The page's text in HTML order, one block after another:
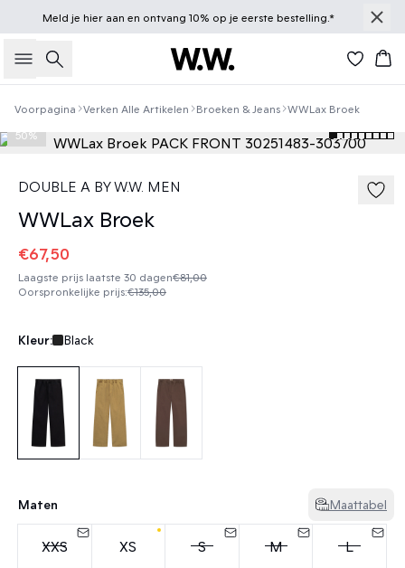
Meld je hieraan en ontvang 10% op je eerste bestelling.*
Zoeken
Voorpagina Verken Alle Artikelen Broeken & Jeans WWLax Broek
50%
DOUBLE A BY W.W. MEN
WWLax Broek
€67,50
Laagste prijs laatste 30 dagen€81,00
Oorspronkelijke prijs:€135,00
Kleur: Black
Maten Maattabel
XXS XS S M L